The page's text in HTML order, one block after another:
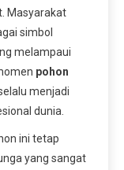
Masyarakat
simbol
melampaui
pohon
menjadi
dunia.
ini tetap
yang sangat